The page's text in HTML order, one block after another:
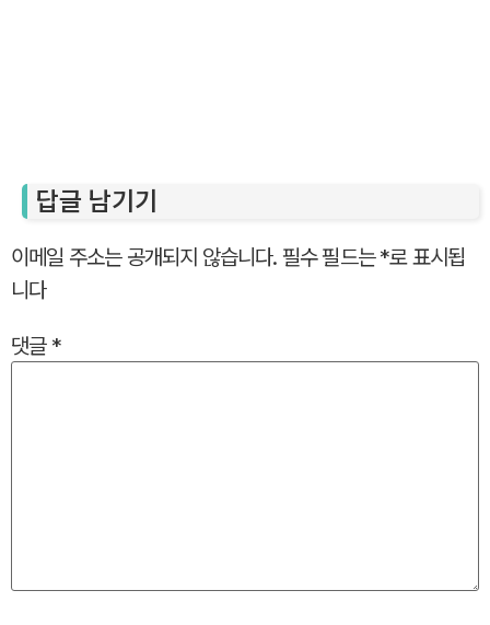
답글 남기기
이메일 주소는 공개되지 않습니다. 필수 필드는*로 표시됩
니다
댓글 *